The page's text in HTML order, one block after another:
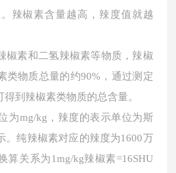
辣椒素含量越高，辣度值就越
椒素和二氢辣椒素等物质，辣椒
类物质总量的约90%，通过测定
得到辣椒素类物质的总含量。
为mg/kg，辣度的表示单位为斯
。纯辣椒素对应的辣度为1600万
算关系为1mg/kg辣椒素=16SHU